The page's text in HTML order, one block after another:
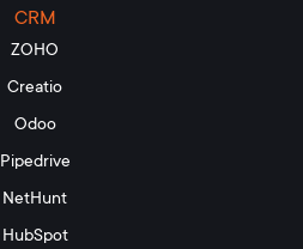
CRM
ZOHO
Creatio
Odoo
Pipedrive
NetHunt
HubSpot